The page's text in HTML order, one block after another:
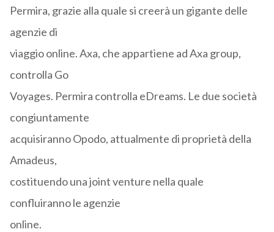
Permira, grazie alla quale si creerà un gigante delle
agenzie di
viaggio online. Axa, che appartiene ad Axa group,
controlla Go
Voyages. Permira controlla eDreams. Le due società
congiuntamente
acquisiranno Opodo, attualmente di proprietà della
Amadeus,
costituendo una joint venture nella quale
confluiranno le agenzie
online.